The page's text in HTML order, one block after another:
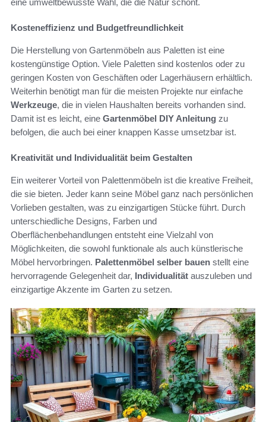
Kosteneffizienz und Budgetfreundlichkeit
Die Herstellung von Gartenmöbeln aus Paletten ist eine
kostengünstige Option. Viele Paletten sind kostenlos oder zu
geringen Kosten von Geschäften oder Lagerhäusern erhältlich.
Weiterhin benötigt man für die meisten Projekte nur einfache
Werkzeuge, die in vielen Haushalten bereits vorhanden sind.
Damit ist es leicht, eine Gartenmöbel DIY Anleitung zu
befolgen, die auch bei einer knappen Kasse umsetzbar ist.
Kreativität und Individualität beim Gestalten
Ein weiterer Vorteil von Palettenmöbeln ist die kreative Freiheit,
die sie bieten. Jeder kann seine Möbel ganz nach persönlichen
Vorlieben gestalten, was zu einzigartigen Stücke führt. Durch
unterschiedliche Designs, Farben und
Oberflächenbehandlungen entsteht eine Vielzahl von
Möglichkeiten, die sowohl funktionale als auch künstlerische
Möbel hervorbringen. Palettenmöbel selber bauen stellt eine
hervorragende Gelegenheit dar, Individualität auszuleben und
einzigartige Akzente im Garten zu setzen.